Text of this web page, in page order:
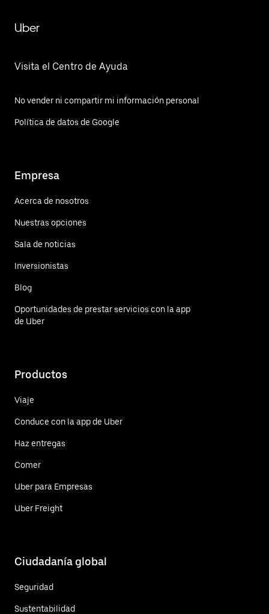
Uber
Visita el Centro de Ayuda
No vender ni compartir mi información personal
Política de datos de Google
Empresa
Acerca de nosotros
Nuestras opciones
Sala de noticias
Inversionistas
Blog
Oportunidades de prestar servicios con la app
de Uber
Productos
Viaje
Conduce con la app de Uber
Haz entregas
Comer
Uber para Empresas
Uber Freight
Ciudadanía global
Seguridad
Sustentabilidad